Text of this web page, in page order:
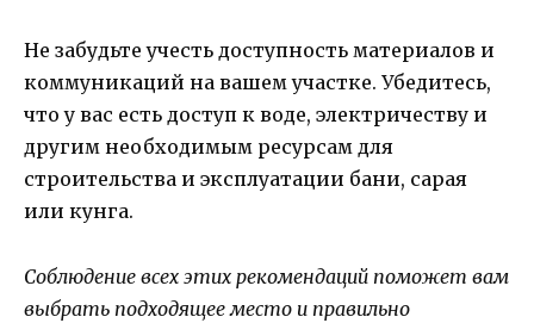
Не забудьте учесть доступность материалов и
коммуникаций на вашем участке. Убедитесь,
что у вас есть доступ к воде, электричеству и
другим необходимым ресурсам для
строительства и эксплуатации бани, сарая
или кунга.
Соблюдение всех этих рекомендаций поможет вам
выбрать подходящее место и правильно